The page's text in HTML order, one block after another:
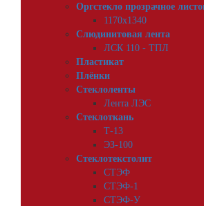
Оргстекло прозрачное
1170х1340
Слюдинитовая лента
ЛСК 110 - ТПЛ
Пластикат
Плёнки
Стеклоленты
Лента ЛЭС
Стеклоткань
Т-13
ЭЗ-100
Стеклотекстолит
СТЭФ
СТЭФ-1
СТЭФ-У